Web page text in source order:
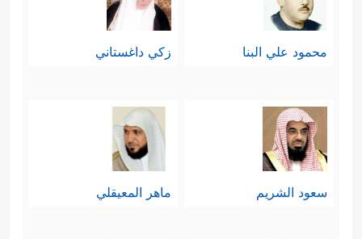
محمود علي البنا زكي داغستاني
سعود الشريم ماهر المعيقلي